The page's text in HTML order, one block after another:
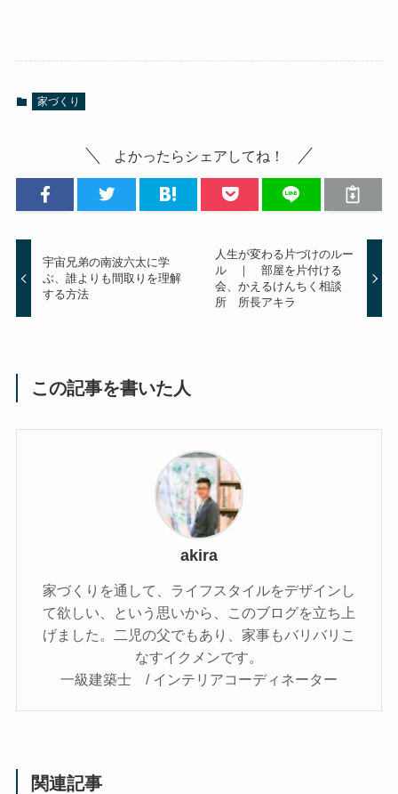
家づくり
よかったらシェアしてね！
宇宙兄弟の南波六太に学
ぶ、誰よりも間取りを理解
する方法
人生が変わる片づけのルー
ル ｜ 部屋を片付ける
会、かえるけんちく相談
所 所長アキラ
この記事を書いた人
akira
家づくりを通して、ライフスタイルをデザインし
て欲しい、という思いから、このブログを立ち上
げました。二児の父でもあり、家事もバリバリこ
なすイクメンです。
一級建築士 / インテリアコーディネーター
関連記事